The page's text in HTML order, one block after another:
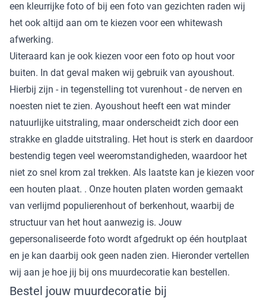
een kleurrijke foto of bij een foto van gezichten raden wij
het ook altijd aan om te kiezen voor een whitewash
afwerking.
Uiteraard kan je ook kiezen voor een foto op hout voor
buiten. In dat geval maken wij gebruik van ayoushout.
Hierbij zijn - in tegenstelling tot vurenhout - de nerven en
noesten niet te zien. Ayoushout heeft een wat minder
natuurlijke uitstraling, maar onderscheidt zich door een
strakke en gladde uitstraling. Het hout is sterk en daardoor
bestendig tegen veel weeromstandigheden, waardoor het
niet zo snel krom zal trekken. Als laatste kan je kiezen voor
een houten plaat. . Onze houten platen worden gemaakt
van verlijmd populierenhout of berkenhout, waarbij de
structuur van het hout aanwezig is. Jouw
gepersonaliseerde foto wordt afgedrukt op één houtplaat
en je kan daarbij ook geen naden zien. Hieronder vertellen
wij aan je hoe jij bij ons muurdecoratie kan bestellen.
Bestel jouw muurdecoratie bij